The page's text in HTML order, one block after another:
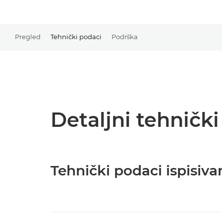
Pregled Tehnički podaci Podrška
Detaljni
Tehnički podaci